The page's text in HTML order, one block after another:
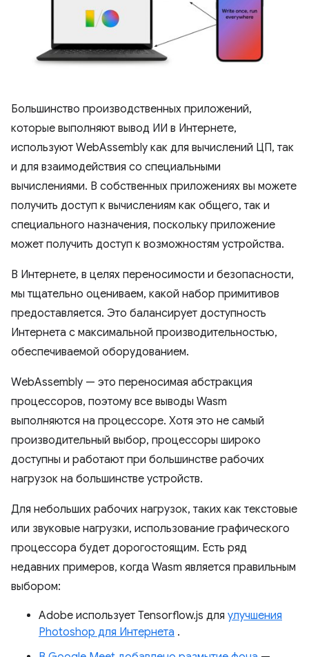
Большинство производственных приложений,
которые выполняют вывод ИИ в Интернете,
используют WebAssembly как для вычислений ЦП, так
и для взаимодействия со специальными
вычислениями. В собственных приложениях вы можете
получить доступ к вычислениям как общего, так и
специального назначения, поскольку приложение
может получить доступ к возможностям устройства.
В Интернете, в целях переносимости и безопасности,
мы тщательно оцениваем, какой набор примитивов
предоставляется. Это балансирует доступность
Интернета с максимальной производительностью,
обеспечиваемой оборудованием.
WebAssembly — это переносимая абстракция
процессоров, поэтому все выводы Wasm
выполняются на процессоре. Хотя это не самый
производительный выбор, процессоры широко
доступны и работают при большинстве рабочих
нагрузок на большинстве устройств.
Для небольших рабочих нагрузок, таких как текстовые
или звуковые нагрузки, использование графического
процессора будет дорогостоящим. Есть ряд
недавних примеров, когда Wasm является правильным
выбором:
Adobe использует Tensorflow.js для улучшения
Photoshop для Интернета .